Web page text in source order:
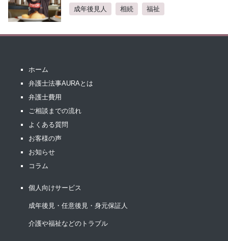
成年後見人 相続 福祉
ホーム
弁護士法事AURAとは
弁護士費用
ご相談までの流れ
よくある質問
お客様の声
お知らせ
コラム
個人向けサービス
成年後見・任意後見・身元保証人
介護や福祉などのトラブル